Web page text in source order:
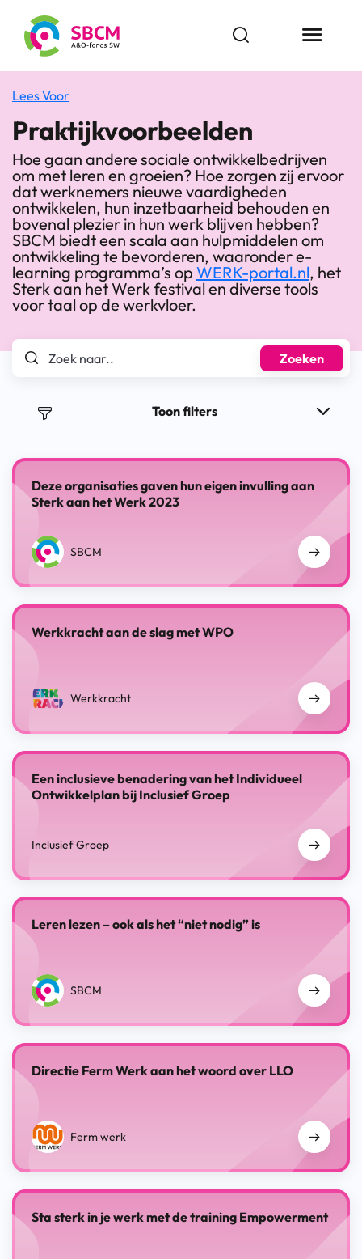
inhoud
Open zoekbalk
Menu
Lees Voor
Praktijkvoorbeelden
Hoe gaan andere sociale ontwikkelbedrijven
om met leren en groeien? Hoe zorgen zij ervoor
dat werknemers nieuwe vaardigheden
ontwikkelen, hun inzetbaarheid behouden en
bovenal plezier in hun werk blijven hebben?
SBCM biedt een scala aan hulpmiddelen om
ontwikkeling te bevorderen, waaronder e-
learning programma’s op WERK-portal.nl, het
Sterk aan het Werk festival en diverse tools
voor taal op de werkvloer.
Zoek naar..
Zoeken
Toon filters
Deze organisaties gaven hun eigen invulling aan
Sterk aan het Werk 2023
SBCM
Werkkracht aan de slag met WPO
Werkkracht
Een inclusieve benadering van het Individueel
Ontwikkelplan bij Inclusief Groep
Inclusief Groep
Leren lezen – ook als het “niet nodig” is
SBCM
Directie Ferm Werk aan het woord over LLO
Ferm werk
Sta sterk in je werk met de training Empowerment